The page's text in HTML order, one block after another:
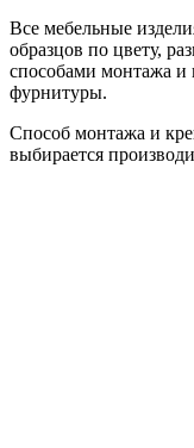
Все мебельные
образцов по цвету,
способами монтажа
фурнитуры.
Способ монтажа и
выбирается